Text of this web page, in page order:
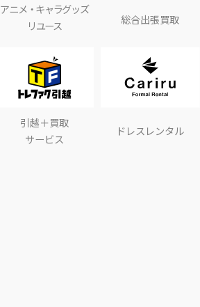
アニメ・キャラグッズ
リユース
総合出張買取
引越＋買取
サービス
ドレスレンタル